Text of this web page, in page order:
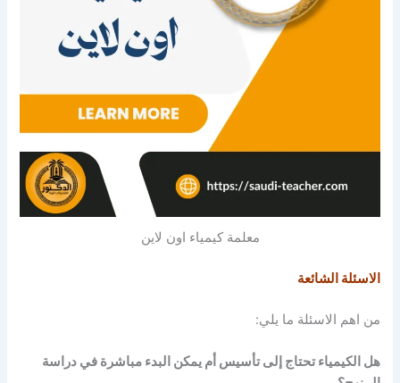
معلمة كيمياء اون لاين
الاسئلة الشائعة
من اهم الاسئلة ما يلي:
هل الكيمياء تحتاج إلى تأسيس أم يمكن البدء مباشرة في دراسة